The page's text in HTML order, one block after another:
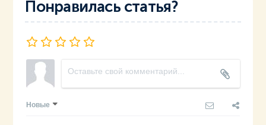
Понравилась статья?
Новые